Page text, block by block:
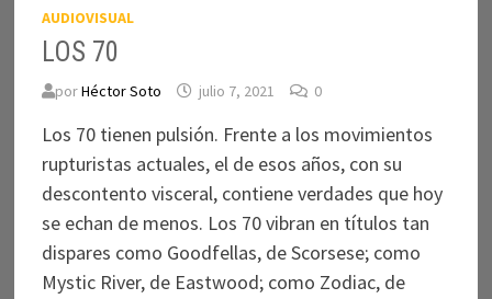
AUDIOVISUAL
LOS 70
porHéctor Soto julio 7, 2021 0
Los 70 tienen pulsión. Frente a los movimientos
rupturistas actuales, el de esos años, con su
descontento visceral, contiene verdades que hoy
se echan de menos. Los 70 vibran en títulos tan
dispares como Goodfellas, de Scorsese; como
Mystic River, de Eastwood; como Zodiac, de